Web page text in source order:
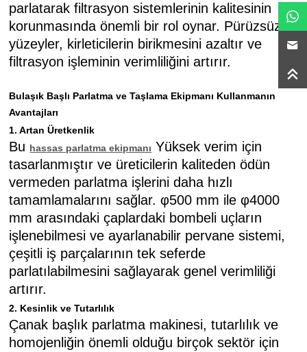
parlatarak filtrasyon sistemlerinin kalitesinin
korunmasında önemli bir rol oynar. Pürüzsüz
yüzeyler, kirleticilerin birikmesini azaltır ve
filtrasyon işleminin verimliliğini artırır.
Bulaşık Başlı Parlatma ve Taşlama Ekipmanı Kullanmanın
Avantajları
1. Artan Üretkenlik
Bu hassas parlatma ekipmanı Yüksek verim için
tasarlanmıştır ve üreticilerin kaliteden ödün
vermeden parlatma işlerini daha hızlı
tamamlamalarını sağlar. φ500 mm ile φ4000
mm arasındaki çaplardaki bombeli uçların
işlenebilmesi ve ayarlanabilir pervane sistemi,
çeşitli iş parçalarının tek seferde
parlatılabilmesini sağlayarak genel verimliliği
artırır.
2. Kesinlik ve Tutarlılık
Çanak başlık parlatma makinesi, tutarlılık ve
homojenliğin önemli olduğu birçok sektör için